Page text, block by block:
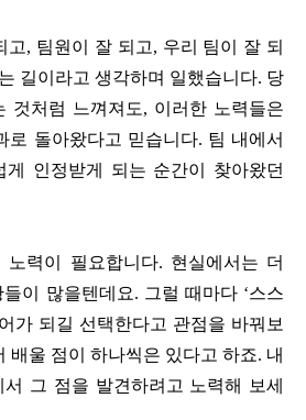
고, 팀원이 잘 되고, 우리 팀이 잘 되
길이라고 생각하며 일했습니다. 당
것처럼 느껴져도, 이러한 노력들은
로 돌아왔다고 믿습니다. 팀 내에서
게 인정받게 되는 순간이 찾아왔던
노력이 필요합니다. 현실에서는 더
이 많을텐데요. 그럴 때마다 ‘스스
가 되길 선택한다고 관점을 바꿔보
배울 점이 하나씩은 있다고 하죠. 내
그 점을 발견하려고 노력해 보세